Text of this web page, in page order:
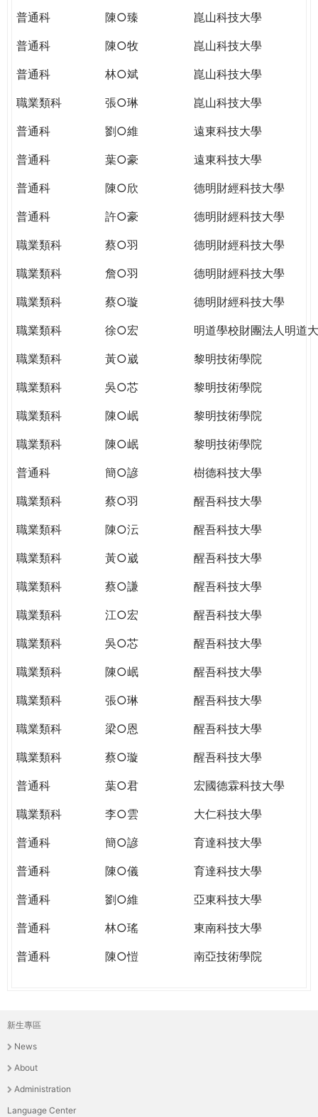
普通科
陳○臻
崑山科技大學
普通科
陳○牧
崑山科技大學
普通科
林○斌
崑山科技大學
職業類科
張○琳
崑山科技大學
普通科
劉○維
遠東科技大學
普通科
葉○豪
遠東科技大學
普通科
陳○欣
德明財經科技大學
普通科
許○豪
德明財經科技大學
職業類科
蔡○羽
德明財經科技大學
職業類科
詹○羽
德明財經科技大學
職業類科
蔡○璇
德明財經科技大學
職業類科
徐○宏
明道學校財團法人明道
職業類科
黃○崴
黎明技術學院
職業類科
吳○芯
黎明技術學院
職業類科
陳○岷
黎明技術學院
職業類科
陳○岷
黎明技術學院
普通科
簡○諺
樹德科技大學
職業類科
蔡○羽
醒吾科技大學
職業類科
陳○沄
醒吾科技大學
職業類科
黃○崴
醒吾科技大學
職業類科
蔡○謙
醒吾科技大學
職業類科
江○宏
醒吾科技大學
職業類科
吳○芯
醒吾科技大學
職業類科
陳○岷
醒吾科技大學
職業類科
張○琳
醒吾科技大學
職業類科
梁○恩
醒吾科技大學
職業類科
蔡○璇
醒吾科技大學
普通科
葉○君
宏國德霖科技大學
職業類科
李○雲
大仁科技大學
普通科
簡○諺
育達科技大學
普通科
陳○儀
育達科技大學
普通科
劉○維
亞東科技大學
普通科
林○瑤
東南科技大學
普通科
陳○愷 南亞技術學院
主
選
單
新生專區
News
About
Administration
Language Center